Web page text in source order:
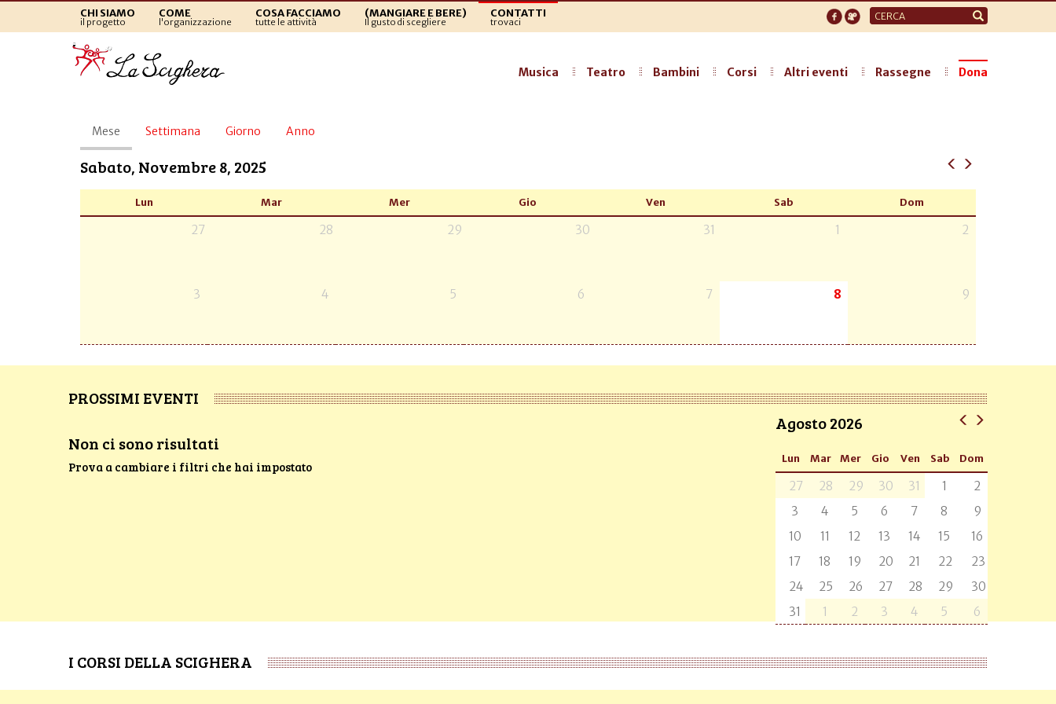
CHI SIAMO
il progetto
COME
l'organizzazione
COSA FACCIAMO
tutte le attività
(MANGIARE E BERE)
Il gusto di scegliere
CONTATTI
trovaci
Form
di
Musica Teatro Bambini Corsi Altri eventi Rassegne Dona
Schede
primarie
Mese (scheda
attiva)
Settimana Giorno Anno
Sabato, Novembre 8, 2025
Lun Mar Mer Gio Ven Sab Dom
27 28 29 30 31 1 2
3 4 5 6 7 8 9
PROSSIMI EVENTI
Non ci sono risultati
Prova a cambiare i filtri che hai impostato
Agosto 2026
Lun Mar Mer Gio Ven Sab Dom
27 28 29 30 31 1
2
3
4 5 6 7 8
9
10
11 12 13 14 15
16
17
18 19 20 21 22
23
24
25 26 27 28 29
30
31
1 2 3 4 5 6
I CORSI DELLA SCIGHERA